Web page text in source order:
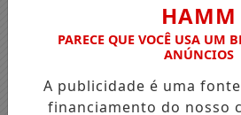
HAMM
PARECE QUE VOCÊ USA UM
ANÚNCIOS
A publicidade é uma
financiamento do nosso